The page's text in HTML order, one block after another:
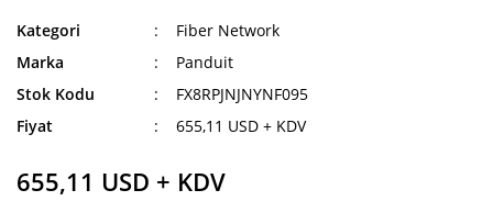
Kategori
Fiber Network
Marka
Panduit
Stok Kodu
FX8RPJNJNYNF095
Fiyat
655,11 USD + KDV
655,11 USD + KDV